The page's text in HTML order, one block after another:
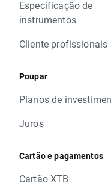
Especificação de
instrumentos
Cliente profissionais
Poupar
Planos de
Juros
Cartão e pagamentos
Cartão XTB